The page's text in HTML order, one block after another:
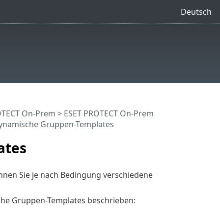
Deutsch
On-Prem > ESET PROTECT On-Prem
Gruppen-Templates
Sie je nach Bedingung verschiedene
Gruppen-Templates beschrieben: